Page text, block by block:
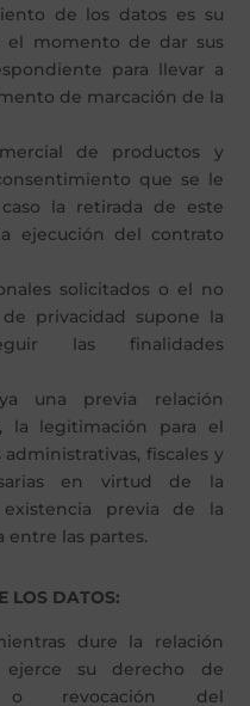
de los datos es su
el momento de dar sus
para llevar a
de marcación de la
de productos y
que se le
la retirada de este
ejecución del contrato
solicitados o el no
privacidad supone la
las finalidades
una previa relación
la legitimación para el
fiscales y
en virtud de la
previa de la
entre las partes.
LOS DATOS:
dure la relación
su derecho de
o revocación del